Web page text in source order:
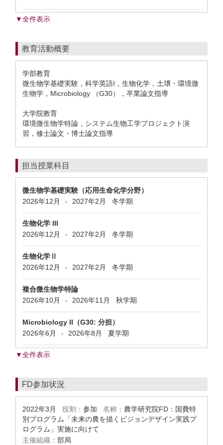
▼全件表示
教育活動概要
学部教育
微生物学基礎実験，科学英語I，生物化学，土壌・環境微
生物学，Microbiology （G30），卒業論文指導
大学院教育
環境微生物学特論，システム生物工学プロジェクト演
習，修士論文・博士論文指導
担当授業科目
微生物学基礎実験（応用生命化学分野）
2026年12月
- 2027年2月 冬学期
生物化学 III
2026年12月
- 2027年2月 冬学期
生物化学Ⅱ
2026年12月
- 2027年2月 冬学期
複合微生物学特論
2026年10月
- 2026年11月 秋学期
Microbiology II（G30: 分担）
2026年6月
- 2026年8月 夏学期
▼全件表示
FD参加状況
2022年3月 役割： 参加 名称： 農学研究院FD：国費特
別プログラム「未来の農を描くビジョンデザイン実践プ
ログラム」実施に向けて
主催組織： 部局